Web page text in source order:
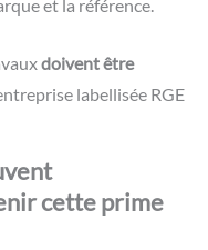
et la référence.
doivent être
labellisée RGE
cette prime